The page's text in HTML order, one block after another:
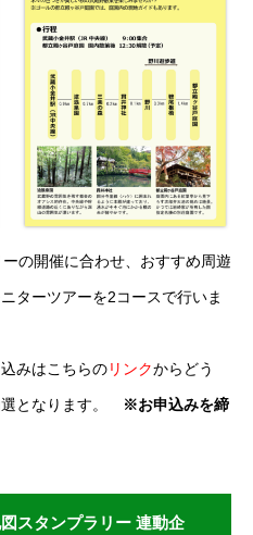
の開催に合わせ、おすすめ周遊
ターツアーを2コースで行いま
みはこちらのリンクからどう
となります。 ※お申込みを締
スタンプラリー 連動企